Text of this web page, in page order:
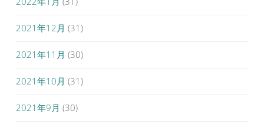
2021年12月 (31)
2021年11月 (30)
2021年10月 (31)
2021年9月 (30)